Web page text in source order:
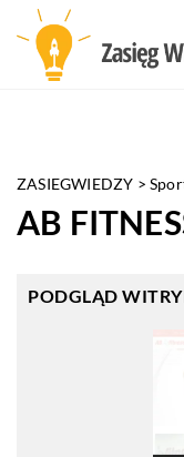
ZASIEGWIEDZY >
AB
PODGLĄD